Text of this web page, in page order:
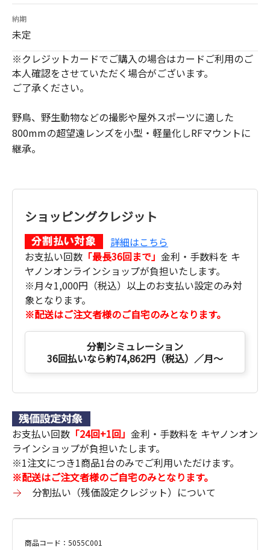
納期
未定
※クレジットカードでご購入の場合はカードご利用のご
本人確認をさせていただく場合がございます。
ご了承ください。
野鳥、野生動物などの撮影や屋外スポーツに適した
800mmの超望遠レンズを小型・軽量化しRFマウントに
継承。
ショッピングクレジット
詳細はこちら
お支払い回数 「最長36回まで」 金利・手数料を キ
ヤノンオンラインショップが負担いたします。
※月々1,000円（税込）以上のお支払い設定のみ対
象となります。
※配送はご注文者様のご自宅のみとなります。
分割シミュレーション
36回払いなら約74,862円（税込）／月～
お支払い回数 「24回+1回」 金利・手数料を キヤノンオン
ラインショップが負担いたします。
※1注文につき1商品1台のみでご利用いただけます。
※配送はご注文者様のご自宅のみとなります。
分割払い（残価設定クレジット）について
商品コード：5055C001